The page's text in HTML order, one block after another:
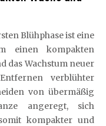
Blühphase ist eine
einen kompakten
das Wachstum neuer
verblühter
von übermäßig
angeregt, sich
kompakter und